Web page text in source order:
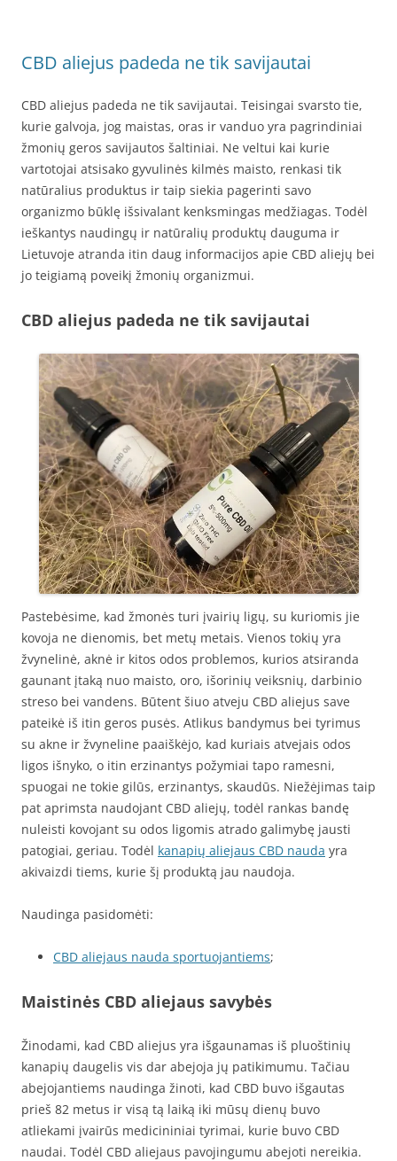
CBD aliejus padeda ne tik savijautai
CBD aliejus padeda ne tik savijautai. Teisingai svarsto tie,
kurie galvoja, jog maistas, oras ir vanduo yra pagrindiniai
žmonių geros savijautos šaltiniai. Ne veltui kai kurie
vartotojai atsisako gyvulinės kilmės maisto, renkasi tik
natūralius produktus ir taip siekia pagerinti savo
organizmo būklę išsivalant kenksmingas medžiagas. Todėl
ieškantys naudingų ir natūralių produktų dauguma ir
Lietuvoje atranda itin daug informacijos apie CBD aliejų bei
jo teigiamą poveikį žmonių organizmui.
CBD aliejus padeda ne tik savijautai
Pastebėsime, kad žmonės turi įvairių ligų, su kuriomis jie
kovoja ne dienomis, bet metų metais. Vienos tokių yra
žvynelinė, aknė ir kitos odos problemos, kurios atsiranda
gaunant įtaką nuo maisto, oro, išorinių veiksnių, darbinio
streso bei vandens. Būtent šiuo atveju CBD aliejus save
pateikė iš itin geros pusės. Atlikus bandymus bei tyrimus
su akne ir žvyneline paaiškėjo, kad kuriais atvejais odos
ligos išnyko, o itin erzinantys požymiai tapo ramesni,
spuogai ne tokie gilūs, erzinantys, skaudūs. Niežėjimas taip
pat aprimsta naudojant CBD aliejų, todėl rankas bandę
nuleisti kovojant su odos ligomis atrado galimybę jausti
patogiai, geriau. Todėl kanapių aliejaus CBD nauda yra
akivaizdi tiems, kurie šį produktą jau naudoja.
Naudinga pasidomėti:
CBD aliejaus nauda sportuojantiems;
Maistinės CBD aliejaus savybės
Žinodami, kad CBD aliejus yra išgaunamas iš pluoštinių
kanapių daugelis vis dar abejoja jų patikimumu. Tačiau
abejojantiems naudinga žinoti, kad CBD buvo išgautas
prieš 82 metus ir visą tą laiką iki mūsų dienų buvo
atliekami įvairūs medicininiai tyrimai, kurie buvo CBD
naudai. Todėl CBD aliejaus pavojingumu abejoti nereikia.